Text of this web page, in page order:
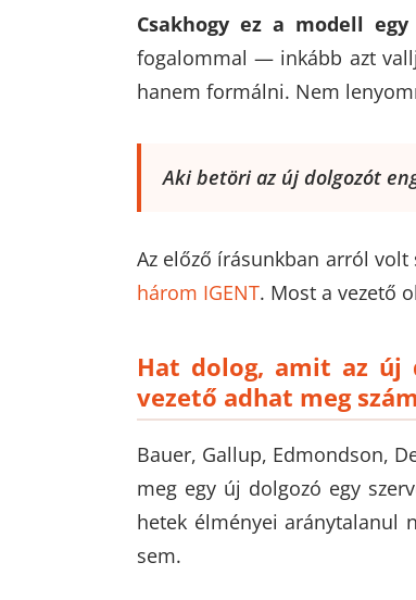
Csakhogy ez a modell
fogalommal — inkább azt
hanem formálni. Nem
Aki betöri az új dolgozót
Az előző írásunkban arról volt
három IGENT. Most a vezető
Hat dolog, amit az új
vezető adhat meg
Bauer, Gallup, Edmondson,
meg egy új dolgozó egy
hetek élményei aránytalanul
sem.